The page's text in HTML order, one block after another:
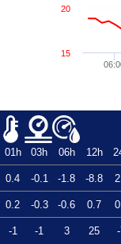
15
20
01h 03h 06h 12h
0.4 -0.1 -1.8 -8.8
0.2 -0.3 -0.6 0.7
-1 -1 3 25